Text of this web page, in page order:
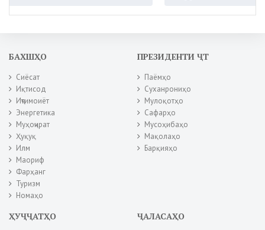
БАХШҲО
Сиёсат
Иқтисод
Иҷтимоиёт
Энергетика
Муҳоҷират
Ҳуқуқ
Илм
Маориф
Фарҳанг
Туризм
Номаҳо
ПРЕЗИДЕНТИ ҶТ
Паёмҳо
Суханрониҳо
Мулоқотҳо
Сафарҳо
Мусоҳибаҳо
Мақолаҳо
Барқияҳо
ҲУҶҶАТҲО ҶАЛАСАҲО